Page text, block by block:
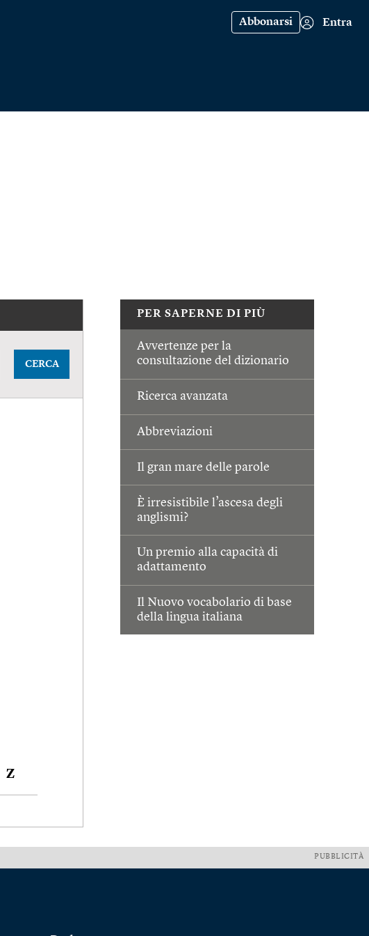
Abbonarsi Entra
PER SAPERNE DI PIÙ
Avvertenze per la
consultazione del dizionario
Ricerca avanzata
Abbreviazioni
Il gran mare delle parole
È irresistibile l’ascesa degli
anglismi?
Un premio alla capacità di
adattamento
Il Nuovo vocabolario di base
della lingua italiana
CERCA
Z
PUBBLICITÀ